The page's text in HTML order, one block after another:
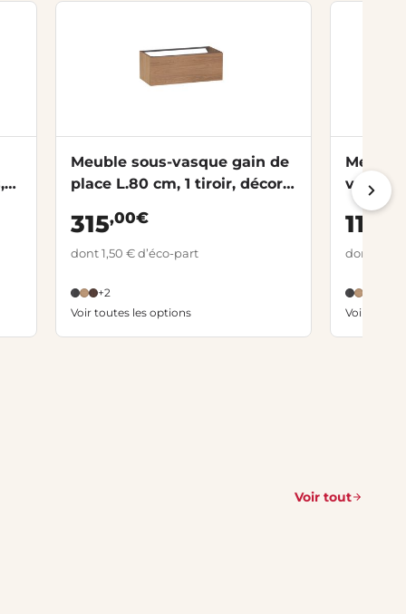
Meuble sous-vasque gain de
place L.80 cm, 1 tiroir, décor
315,00€
dont 1,50 € d’éco-part
+2
Voir toutes les options
décor
119
dont 0,37
Voir
Voir tout